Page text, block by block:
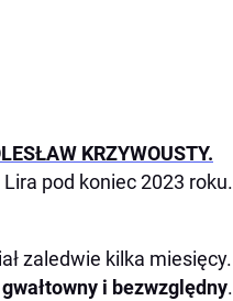
KRZYWOUSTY.
pod koniec 2023 roku.
zaledwie kilka miesięcy.
gwałtowny i bezwzględny.